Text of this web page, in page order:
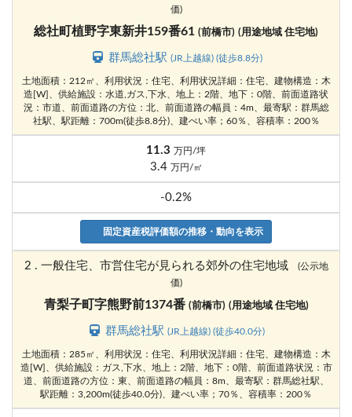
価)
総社町植野字東新井159番61 (前橋市) (用途地域 住宅地)
群馬総社駅 (JR上越線) (徒歩8.8分)
土地面積：212㎡、利用状況：住宅、利用状況詳細：住宅、建物構造：木
造[W]、供給施設：水道,ガス,下水、地上：2階、地下：0階、前面道路状
況：市道、前面道路の方位：北、前面道路の幅員：4m、最寄駅：群馬総
社駅、駅距離：700m(徒歩8.8分)、建ぺい率；60％、容積率：200％
11.3 万円/坪
3.4 万円/㎡
-0.2%
固定資産税評価額の推移・動向を表示
2 . 一般住宅、市営住宅が見られる郊外の住宅地域
(公示地
価)
青梨子町字熊野前1374番 (前橋市) (用途地域 住宅地)
群馬総社駅(JR上越線) (徒歩40.0分)
土地面積：285㎡、利用状況：住宅、利用状況詳細：住宅、建物構造：木
造[W]、供給施設：ガス,下水、地上：2階、地下：0階、前面道路状況：市
道、前面道路の方位：東、前面道路の幅員：8m、最寄駅：群馬総社駅、
駅距離：3,200m(徒歩40.0分)、建ぺい率；70％、容積率：200％